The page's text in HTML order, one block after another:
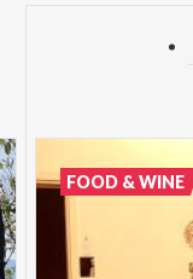
FOOD & WINE